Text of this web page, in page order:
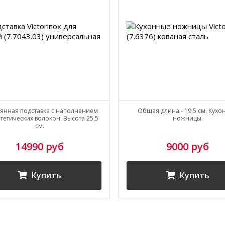
подставка с наполнением
волокон. Высота 25,5
см.
14990 руб
Купить
Общая длина - 19,5 см.
ножницы.
9000 руб
Купить